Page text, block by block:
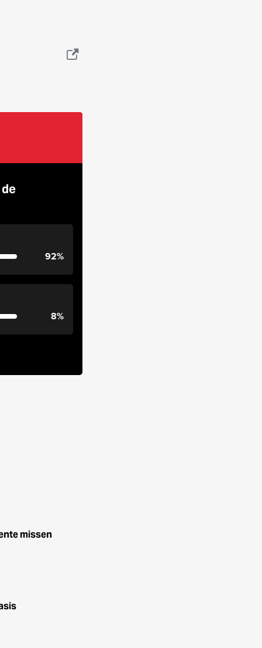
92%
8%
missen